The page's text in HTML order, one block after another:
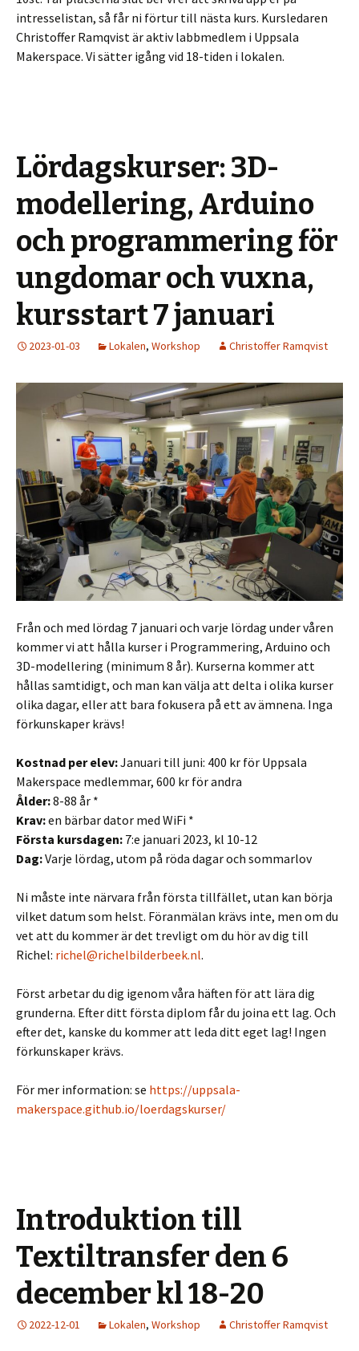
intresselistan, så får ni förtur till nästa kurs. Kursledaren
Christoffer Ramqvist är aktiv labbmedlem i Uppsala
Makerspace. Vi sätter igång vid 18-tiden i lokalen.
Lördagskurser: 3D-
modellering, Arduino
och programmering för
ungdomar och vuxna,
kursstart 7 januari
2023-01-03 Lokalen, Workshop Christoffer Ramqvist
Från och med lördag 7 januari och varje lördag under våren
kommer vi att hålla kurser i Programmering, Arduino och
3D-modellering (minimum 8 år). Kurserna kommer att
hållas samtidigt, och man kan välja att delta i olika kurser
olika dagar, eller att bara fokusera på ett av ämnena. Inga
förkunskaper krävs!
Kostnad per elev:Januari till juni: 400 kr för Uppsala
Makerspace medlemmar, 600 kr för andra
Ålder:8-88 år *
Krav:en bärbar dator med WiFi *
Första kursdagen: 7:e januari 2023, kl 10-12
Dag:Varje lördag, utom på röda dagar och sommarlov
Ni måste inte närvara från första tillfället, utan kan börja
vilket datum som helst. Föranmälan krävs inte, men om du
vet att du kommer är det trevligt om du hör av dig till
Richel: richel@richelbilderbeek.nl.
Först arbetar du dig igenom våra häften för att lära dig
grunderna. Efter ditt första diplom får du joina ett lag. Och
efter det, kanske du kommer att leda ditt eget lag! Ingen
förkunskaper krävs.
För mer information: se https://uppsala-
makerspace.github.io/loerdagskurser/
Introduktion till
Textiltransfer den 6
december kl 18-20
2022-12-01 Lokalen, Workshop Christoffer Ramqvist